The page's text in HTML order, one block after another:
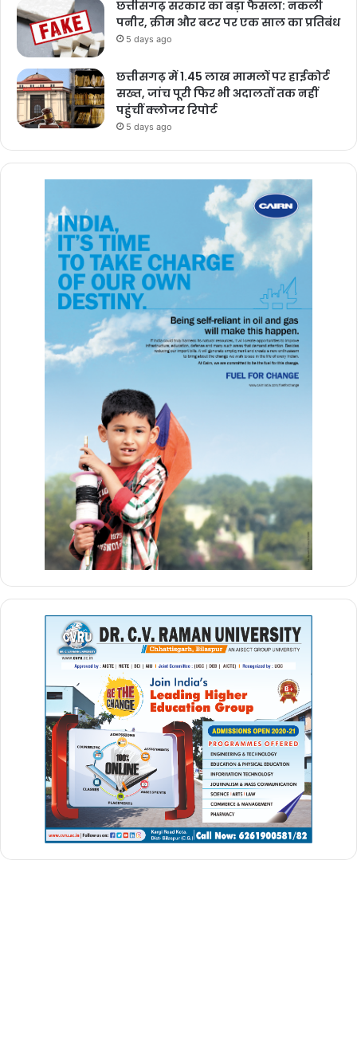
छत्तीसगढ़ सरकार का बड़ा फैसला: नकली
पनीर, क्रीम और बटर पर एक साल का प्रतिबंध
5 days ago
छत्तीसगढ़ में 1.45 लाख मामलों पर हाईकोर्ट
सख्त, जांच पूरी फिर भी अदालतों तक नहीं
पहुंचीं क्लोजर रिपोर्ट
5 days ago